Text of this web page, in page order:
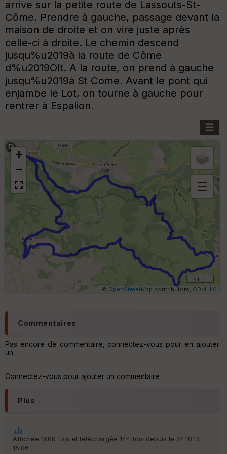
arrive sur la petite route de Lassouts-St-
Côme. Prendre à gauche, passage devant la
maison de droite et on vire juste après
celle-ci à droite. Le chemin descend
jusqu%u2019à la route de Côme
d%u2019Olt. A la route, on prend à gauche
jusqu%u2019à St Come. Avant le pont qui
enjambe le Lot, on tourne à gauche pour
rentrer à Espalion.
+
−
B
or
n
e
s
ki
lo
ét
ri
q
o
u
he
1 km
© OpenStreetMap contributors, ODbL 1.0
Commentaires
Pas encore de commentaire, connectez-vous pour en ajouter
un.
Connectez-vous pour ajouter un commentaire
Plus
Affichée 1989 fois et téléchargée 144 fois depuis le 24.10.13
15:06